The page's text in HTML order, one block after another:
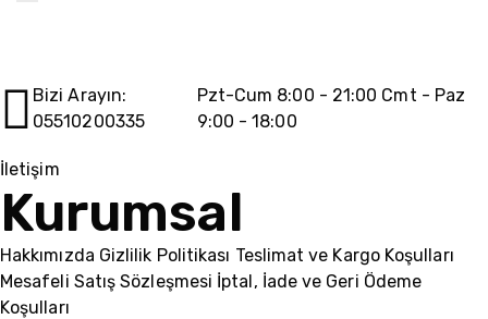
Bizi Arayın:
05510200335
Pzt-Cum 8:00 - 21:00 Cmt - Paz
9:00 - 18:00
İletişim
Kurumsal
Hakkımızda Gizlilik Politikası Teslimat ve Kargo Koşulları
Mesafeli Satış Sözleşmesi İptal, İade ve Geri Ödeme
Koşulları